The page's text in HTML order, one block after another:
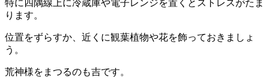
特に四隅線上に冷蔵庫や電子レンジを置くとストレスがたま
ります。
位置をずらすか、近くに観葉植物や花を飾っておきましょ
う。
荒神様をまつるのも吉です。